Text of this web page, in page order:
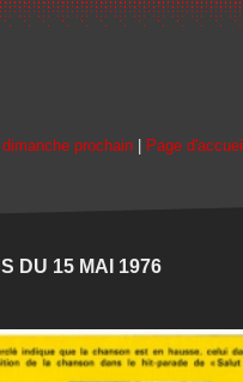
prochain Page d'accueil
DU 15 MAI 1976